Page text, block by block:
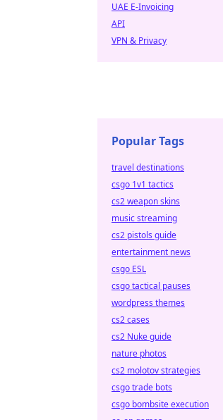
UAE E-Invoicing
API
VPN & Privacy
Popular Tags
travel destinations
csgo 1v1 tactics
cs2 weapon skins
music streaming
cs2 pistols guide
entertainment news
csgo ESL
csgo tactical pauses
wordpress themes
cs2 cases
cs2 Nuke guide
nature photos
cs2 molotov strategies
csgo trade bots
csgo bombsite execution